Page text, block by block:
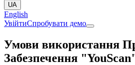
UA
English
УвійтиСпробувати демо
Умови використання
Забезпечення